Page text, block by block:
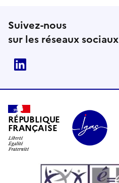
Suivez-nous
sur les réseaux sociaux
RÉPUBLIQUE
FRANÇAISE